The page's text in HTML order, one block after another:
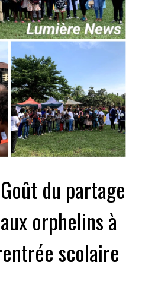
du partage
orphelins à
scolaire